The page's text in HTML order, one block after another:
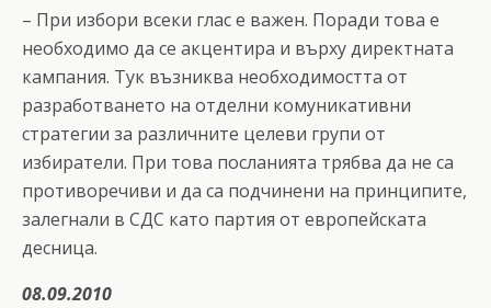
– При избори всеки глас е важен. Поради това е
необходимо да се акцентира и върху директната
кампания. Тук възниква необходимостта от
разработването на отделни комуникативни
стратегии за различните целеви групи от
избиратели. При това посланията трябва да не са
противоречиви и да са подчинени на принципите,
залегнали в СДС като партия от европейската
десница.
08.09.2010